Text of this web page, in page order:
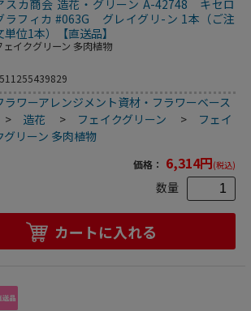
スカ商会 造花・グリーン A-42748 キセロ
ラフィカ #063G グレイグリ-ン 1本（ご注
単位1本）【直送品】
ェイクグリーン 多肉植物
ラワーアレンジメント資材・フラワーベース
> 造花 > フェイクグリーン > フェイ
グリーン 多肉植物
価格： 6,314円(税込)
数量
カートに入れる